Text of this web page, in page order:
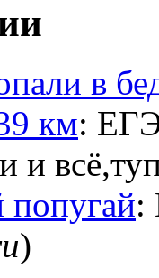
в
км:
и
:
)